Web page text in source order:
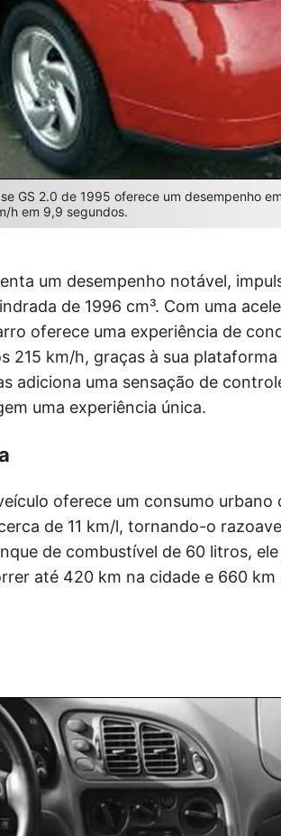
GS 2.0 de 1995 oferece um desempenho
h em 9,9 segundos.
um desempenho notável,
de 1996 cm³. Com uma
oferece uma experiência de
215 km/h, graças à sua
adiciona uma sensação de
uma experiência única.
oferece um consumo
de 11 km/l, tornando-o
de combustível de 60 litros,
até 420 km na cidade e 660 km